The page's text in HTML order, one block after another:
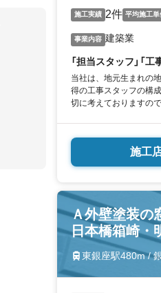
施工実績 2件 平均施工単
事業内容 建築業
「担当スタッフ」「
当社は、地元生まれの
得の工事スタッフの構
切に考えておりますの
施工
Ａ外壁塗装の
日本橋箱崎・
東銀座駅480m /